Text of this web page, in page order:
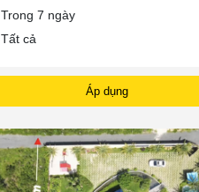
Trong 7 ngày
Tất cả
Áp dụng